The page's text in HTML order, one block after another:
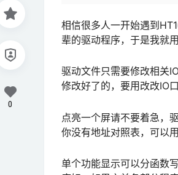
相信很多人一开始遇到
辈的驱动程序，于是我就
驱动文件只需要修改相关
修改好了的，要用改改IO
点亮一个屏请不要着急，
你没有地址对照表，可以
单个功能显示可以分函数
0